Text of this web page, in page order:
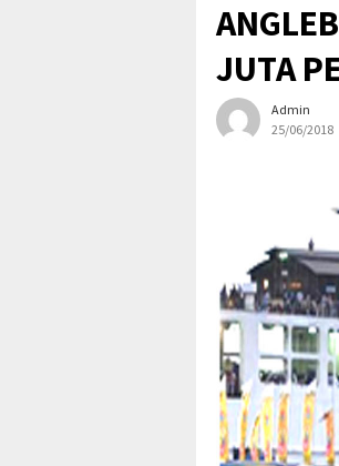
JUTA
Admin
25/06/2018